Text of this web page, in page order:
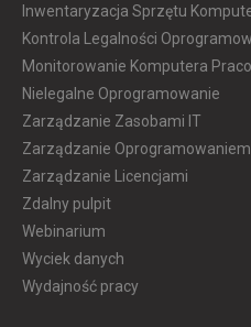
Inwentaryzacja Sprzętu
Kontrola Legalności
Monitorowanie Komputera
Nielegalne Oprogramowanie
Zarządzanie Zasobami IT
Zarządzanie Oprogramowaniem
Zarządzanie Licencjami
Zdalny pulpit
Webinarium
Wyciek danych
Wydajność pracy